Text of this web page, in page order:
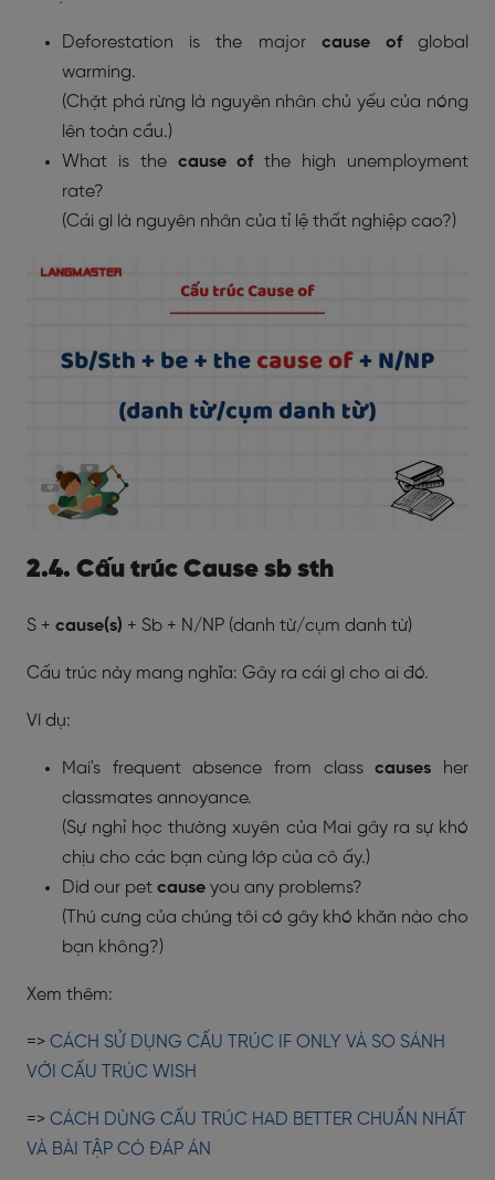
Deforestation is the major cause ofglobal
warming.
(Chặt phá rừng là nguyên nhân chủ yếu của nóng
lên toàn cầu.)
What is the cause ofthe high unemployment
rate?
(Cái gì là nguyên nhân của tỉ lệ thất nghiệp cao?)
2.4. Cấu trúc Cause sb sth
S + cause(s) + Sb + N/NP (danh từ/cụm danh từ)
Cấu trúc này mang nghĩa: Gây ra cái gì cho ai đó.
Ví dụ:
Mai's frequent absence from classcauses her
classmates annoyance.
(Sự nghỉ học thường xuyên của Mai gây ra sự khó
chịu cho các bạn cùng lớp của cô ấy.)
Did our pet cause you any problems?
(Thú cưng của chúng tôi có gây khó khăn nào cho
bạn không?)
Xem thêm:
=> CÁCH SỬ DỤNG CẤU TRÚC IF ONLY VÀ SO SÁNH
VỚI CẤU TRÚC WISH
=> CÁCH DÙNG CẤU TRÚC HAD BETTER CHUẨN NHẤT
VÀ BÀI TẬP CÓ ĐÁP ÁN